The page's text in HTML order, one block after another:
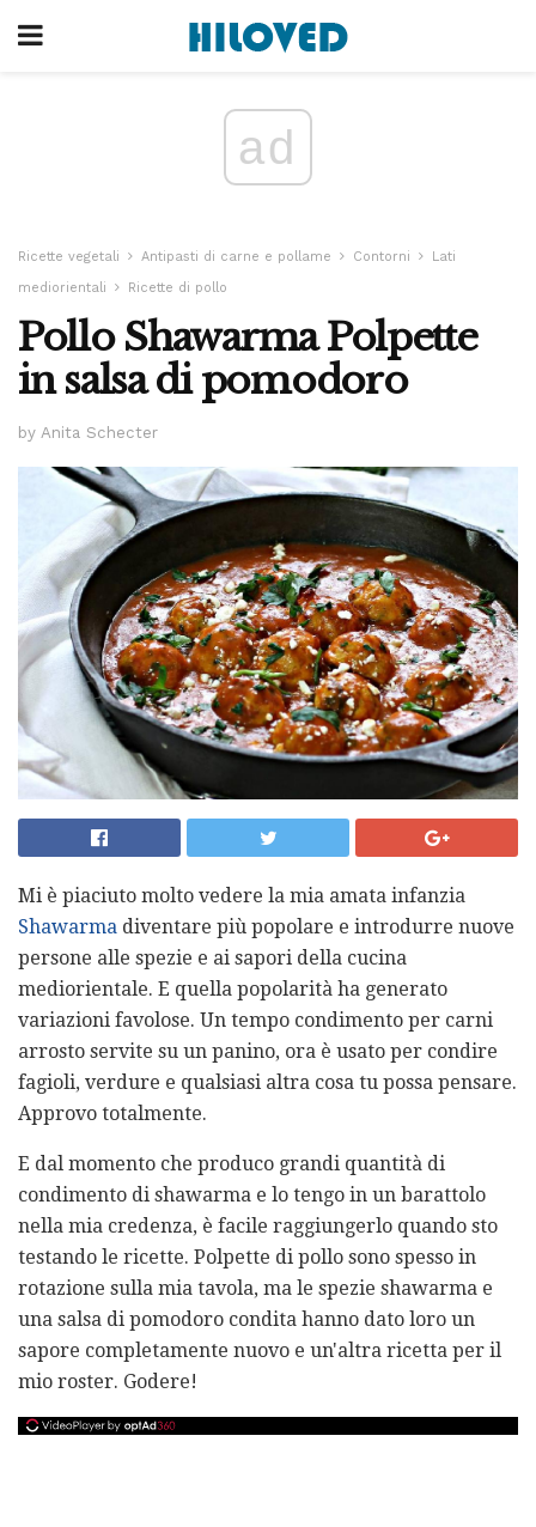
ad
Ricette vegetali Antipasti di carne e pollame Contorni
Lati
mediorientali
Ricette di pollo
Pollo Shawarma Polpette
in salsa di pomodoro
by Anita Schecter
Mi è piaciuto molto vedere la mia amata infanzia
Shawarma diventare più popolare e introdurre nuove
persone alle spezie e ai sapori della cucina
mediorientale. E quella popolarità ha generato
variazioni favolose. Un tempo condimento per carni
arrosto servite su un panino, ora è usato per condire
fagioli, verdure e qualsiasi altra cosa tu possa pensare.
Approvo totalmente.
E dal momento che produco grandi quantità di
condimento di shawarma e lo tengo in un barattolo
nella mia credenza, è facile raggiungerlo quando sto
testando le ricette. Polpette di pollo sono spesso in
rotazione sulla mia tavola, ma le spezie shawarma e
una salsa di pomodoro condita hanno dato loro un
sapore completamente nuovo e un'altra ricetta per il
mio roster. Godere!